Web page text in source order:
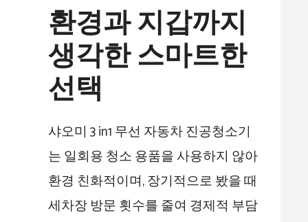
환경과 지갑까지
생각한 스마트한
선택
샤오미 3 in1 무선 자동차 진공청소기
는 일회용 청소 용품을 사용하지 않아
환경 친화적이며, 장기적으로 봤을 때
세차장 방문 횟수를 줄여 경제적 부담